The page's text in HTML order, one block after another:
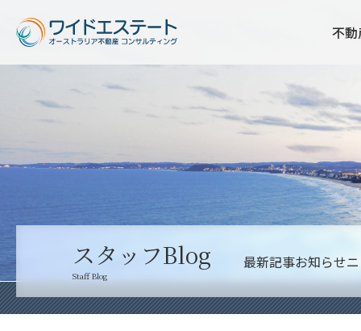
不
スタッフBlog
Staff Blog
最新記事お知らせ